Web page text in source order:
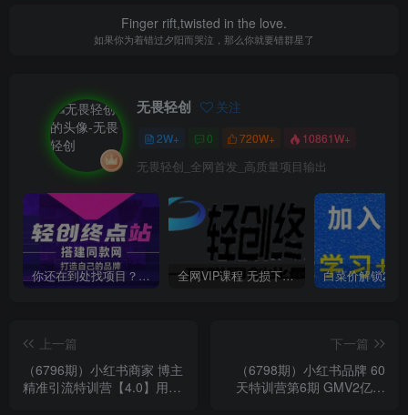
Finger rift,twisted in the love.
如果你为着错过夕阳而哭泣，那么你就要错群星了
无畏轻创 关注
2W+ 0 720W+ 10861W+
无畏轻创_全网首发_高质量项目输出
你还在到处找项目？还在当韭菜？我靠卖项目一个月收入5万+，曾经我也是个失败者。 全网VIP课程 无损下载~
上一篇
（6796期）小红书商家 博主
精准引流特训营【4.0】用小
下一篇
（6798期）小红书品牌 60
天特训营第6期 GMV2亿级